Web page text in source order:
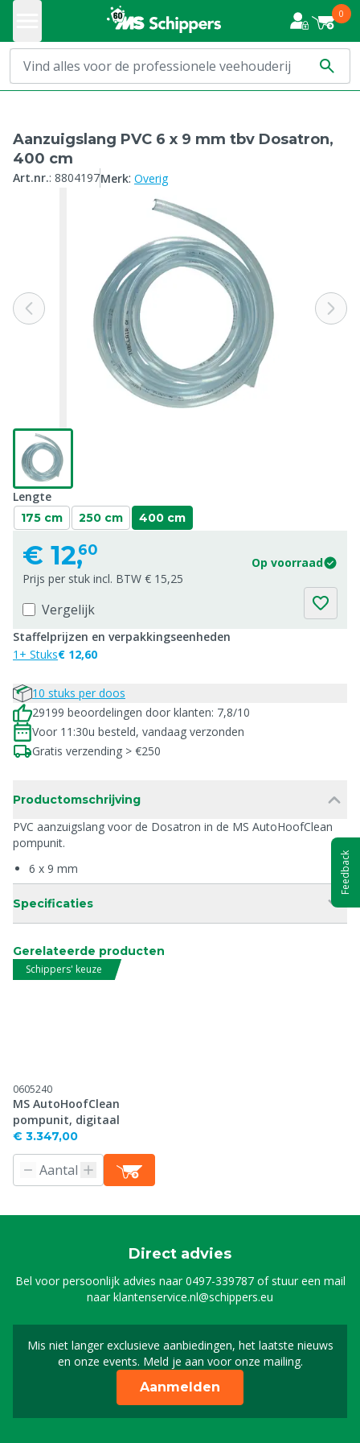
0
Aanzuigslang PVC 6 x 9 mm tbv Dosatron,
400 cm
Art.nr.: 8804197Merk: Overig
Lengte
175 cm 250 cm 400 cm
€ 12,60
Op voorraad
Prijs per stuk incl. BTW € 15,25
Vergelijk
Staffelprijzen en verpakkingseenheden
1+ Stuks€ 12,60
10 stuks per doos
29199 beoordelingen door klanten: 7,8/10
Voor 11:30u besteld, vandaag verzonden
Gratis verzending > €250
Productomschrijving
PVC aanzuigslang voor de Dosatron in de MS AutoHoofClean
pompunit.
6 x 9 mm
Specificaties
Gerelateerde producten
Schippers' keuze
0605240
MS AutoHoofClean
pompunit, digitaal
€ 3.347,00
Direct advies
Bel voor persoonlijk advies naar0497-339787of stuur een mail
naarklantenservice.nl@schippers.eu
Mis niet langer exclusieve aanbiedingen, het laatste nieuws
en onze events. Meld je aan voor onze mailing.
Schrijf je in voor onze
Aanmelden
Feedback